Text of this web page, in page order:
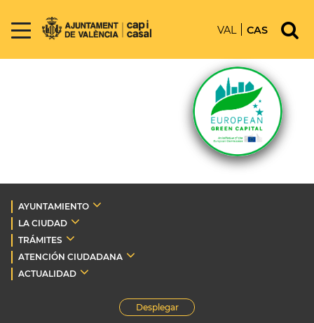
VAL CAS
AYUNTAMIENTO
LA CIUDAD
TRÁMITES
ATENCIÓN CIUDADANA
ACTUALIDAD
Desplegar